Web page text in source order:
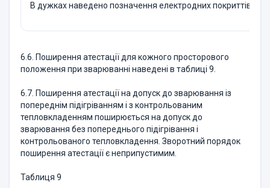
В дужках наведено позначення електродних покриттiв за
6.6. Поширення атестацiї для кожного просторового
положення при зварюваннi наведенi в таблиці 9.
6.7. Поширення атестацiї на допуск до зварювання iз
попереднiм пiдiгрiванням i з контрольованим
тепловкладенням поширюється на допуск до
зварювання без попереднього пiдiгрiвання i
контрольованого тепловкладення. Зворотний порядок
поширення атестацiї є неприпустимим.
Таблиця 9